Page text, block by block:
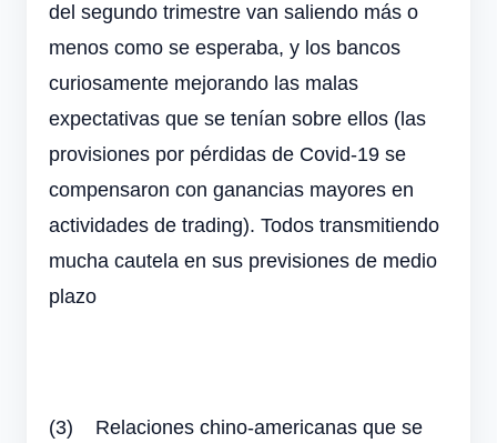
del segundo trimestre van saliendo más o
menos como se esperaba, y los bancos
curiosamente mejorando las malas
expectativas que se tenían sobre ellos (las
provisiones por pérdidas de Covid-19 se
compensaron con ganancias mayores en
actividades de trading). Todos transmitiendo
mucha cautela en sus previsiones de medio
plazo
(3) Relaciones chino-americanas que se